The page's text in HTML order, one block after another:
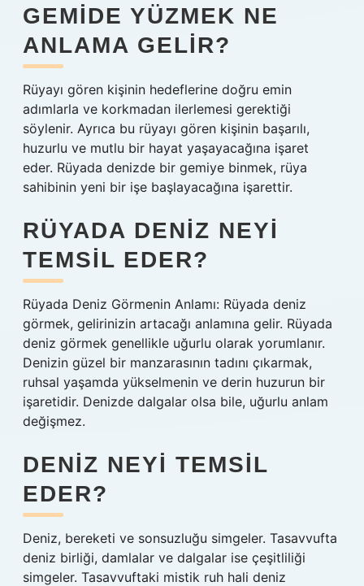
GEMIDE YÜZMEK NE
ANLAMA GELIR?
Rüyayı gören kişinin hedeflerine doğru emin
adımlarla ve korkmadan ilerlemesi gerektiği
söylenir. Ayrıca bu rüyayı gören kişinin başarılı,
huzurlu ve mutlu bir hayat yaşayacağına işaret
eder. Rüyada denizde bir gemiye binmek, rüya
sahibinin yeni bir işe başlayacağına işarettir.
RÜYADA DENIZ NEYI
TEMSIL EDER?
Rüyada Deniz Görmenin Anlamı: Rüyada deniz
görmek, gelirinizin artacağı anlamına gelir. Rüyada
deniz görmek genellikle uğurlu olarak yorumlanır.
Denizin güzel bir manzarasının tadını çıkarmak,
ruhsal yaşamda yükselmenin ve derin huzurun bir
işaretidir. Denizde dalgalar olsa bile, uğurlu anlam
değişmez.
DENIZ NEYI TEMSIL
EDER?
Deniz, bereketi ve sonsuzluğu simgeler. Tasavvufta
deniz birliği, damlalar ve dalgalar ise çeşitliliği
simgeler. Tasavvuftaki mistik ruh hali deniz